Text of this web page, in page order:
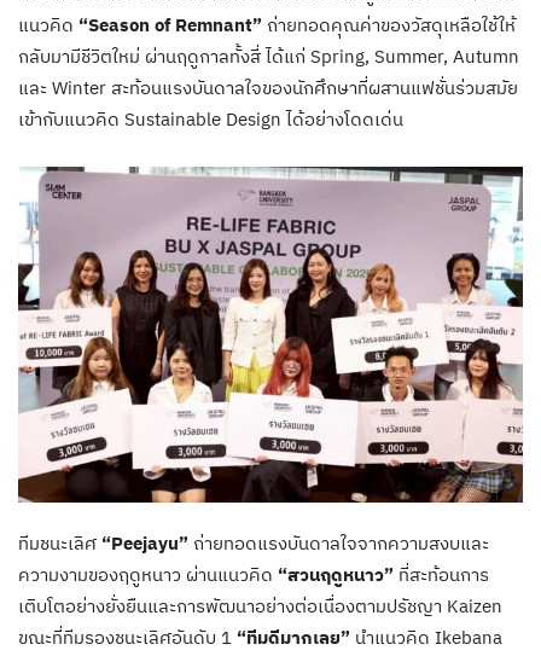
แนวคิด “Season of Remnant” ถ่ายทอดคุณค่าของวัสดุเหลือใช้ให้
กลับมามีชีวิตใหม่ ผ่านฤดูกาลทั้งสี่ ได้แก่ Spring, Summer, Autumn
และ Winter สะท้อนแรงบันดาลใจของนักศึกษาที่ผสานแฟชั่นร่วมสมัย
เข้ากับแนวคิด Sustainable Design ได้อย่างโดดเด่น
ทีมชนะเลิศ “Peejayu” ถ่ายทอดแรงบันดาลใจจากความสงบและ
ความงามของฤดูหนาว ผ่านแนวคิด “สวนฤดูหนาว” ที่สะท้อนการ
เติบโตอย่างยั่งยืนและการพัฒนาอย่างต่อเนื่องตามปรัชญา Kaizen
ขณะที่ทีมรองชนะเลิศอันดับ 1 “ทีมดีมากเลย” นำแนวคิด Ikebana